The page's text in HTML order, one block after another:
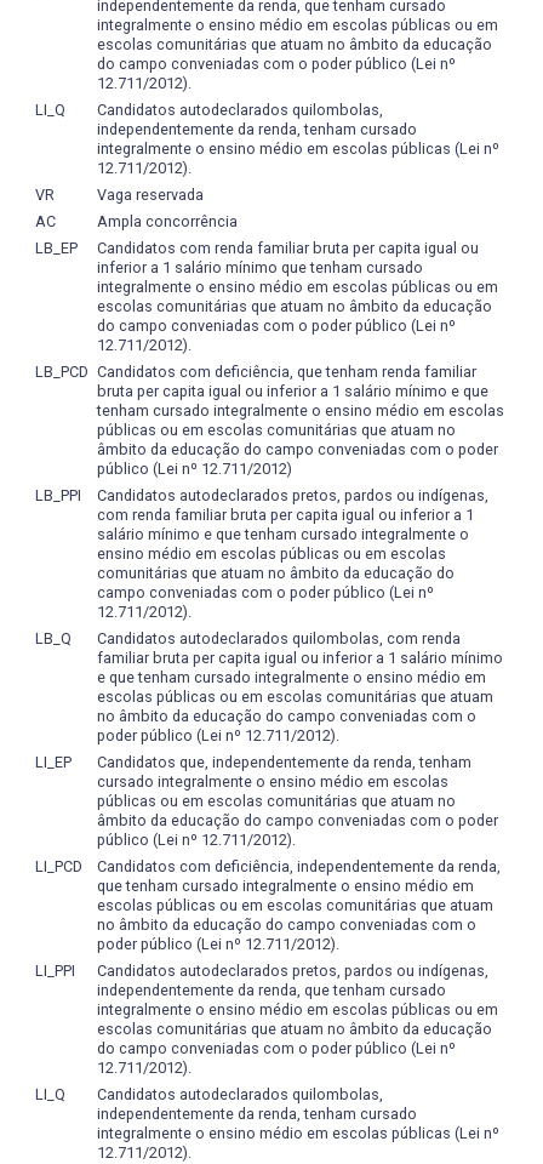
uma monografia e de uma defesa pública. Com o objetivo
de proporcionar uma formação ampla e consistente, são
oferecidas, no currículo, disciplinas de cunho humano e
profissional, que discutem ética profissional, sociologia,
método científico, filosofia, legislação em informática,
entre outras. O Curso estimula os acadêmicos a
participarem de diversas atividades para a consolidação e
complementação de conhecimentos pela participação
em projetos de pesquisa, ensino e extensão, em eventos
científicos, entre outras atividades que são avaliadas e, se
aprovadas, contam como carga horária curricular em
Atividade Complementar ou Livres. Deste modo, o aluno
pode flexibilizar a sua formação realizando atividades
alternativas que são relevantes para a sua formação. A
duração recomendada para o Curso é definida
justamente para priorizar a formação completa do aluno,
incluindo as disciplinas obrigatórias e optativas, sem
sobrecargas, e reservando tempo para as Atividades
Complementares e Livres. A distribuição de disciplinas
nos semestres é realizada de forma a permitir, também,
que o aluno opte por uma redução na duração de sua
formação até o limite mínimo previsto nas diretrizes
curriculares.
• da capacidade de atuar em um mundo globalizado do
trabalho.
uma abordagem teórica. Assim, as metodologias de
avaliação devem variar de acordo com as atividades para
as quais foram desenvolvidas, contemplando as
atividades práticas, as teóricas e as teórico-práticas,
considerando os aspectos interdisciplinares. Como
estratégias de ensino-aprendizagem sugere-se o uso de
aula expositiva dialogada, estudo de texto, tempestade
cerebral (brainstorming), estudo dirigido, listas e fóruns
de discussão eletrônicos, solução de problemas práticos,
seminário, estudo de caso, workshops, entre outros. O
processo de avaliação do ensino e de aprendizagem
obedece às normas e aos procedimentos estabelecidos
pelo Conselho Universitário. A avaliação constitui
processo contínuo, sistemático e acumulativo. A
aprendizagem do aluno, nas disciplinas regulares
constantes no currículo, será avaliada abrangendo
aspectos de assiduidade e avaliação de conhecimentos. A
aprovação em cada disciplina é apurada semestralmente
e fica condicionada a frequência do aluno pelo menos
75% (setenta e cinco por cento) das aulas teóricas e 75%
(setenta e cinco por cento) das aulas práticas. O
aproveitamento será aferido em cada disciplina mediante
a realização de pelo menos 2 (duas) verificações com o
mesmo peso, distribuídas ao longo do período, sem
prejuízo de outras verificações de aula e trabalhos
previstos no plano de ensino da disciplina. A média das
verificações constitui a nota semestral, considerando-se
aprovado o aluno que obtiver nota semestral igual ou
superior a 7,0 (sete). Considerar-se-á definitivamente
reprovado o aluno que obtiver, média semestral inferior a
3,0 (três). O aluno que obtiver média semestral inferior a
7,0 (sete) e igual ou superior a 3,0 (três), submeter-se-á a
um exame, versando sobre toda a matéria lecionada no
período. Considera-se aprovado o aluno que, feito o
referido exame, obtiver média igual ou superior a 5
(cinco), resultante da divisão por 2 (dois) da soma da nota
semestral com a do exame. Parte da carga horária de
cada disciplina poderá ser cumprida de forma
semipresencial até o limite de 20% da carga horária total.
Além disso, também poderão ser ofertadas disciplinas
integralmente à distância, a critério do Colegiado de
Curso. O total de atividades semipresenciais não devem
ultrapassar 20% (vinte por cento) da carga horária total do
Curso, além de fazer uso das TICs (Tecnologias da
Informação e Comunicação) conforme legislação em
independentemente da renda, que tenham cursado
integralmente o ensino médio em escolas públicas ou em
escolas comunitárias que atuam no âmbito da educação
do campo conveniadas com o poder público (Lei nº
12.711/2012).
LI_Q
Candidatos autodeclarados quilombolas,
independentemente da renda, tenham cursado
integralmente o ensino médio em escolas públicas (Lei nº
12.711/2012).
VR
Vaga reservada
AC
Ampla concorrência
LB_EP
Candidatos com renda familiar bruta per capita igual ou
inferior a 1 salário mínimo que tenham cursado
integralmente o ensino médio em escolas públicas ou em
escolas comunitárias que atuam no âmbito da educação
do campo conveniadas com o poder público (Lei nº
12.711/2012).
LB_PCD Candidatos com deficiência, que tenham renda familiar
bruta per capita igual ou inferior a 1 salário mínimo e que
tenham cursado integralmente o ensino médio em escolas
públicas ou em escolas comunitárias que atuam no
âmbito da educação do campo conveniadas com o poder
público (Lei nº 12.711/2012)
LB_PPI
Candidatos autodeclarados pretos, pardos ou indígenas,
com renda familiar bruta per capita igual ou inferior a 1
salário mínimo e que tenham cursado integralmente o
ensino médio em escolas públicas ou em escolas
comunitárias que atuam no âmbito da educação do
campo conveniadas com o poder público (Lei nº
12.711/2012).
LB_Q
Candidatos autodeclarados quilombolas, com renda
familiar bruta per capita igual ou inferior a 1 salário mínimo
e que tenham cursado integralmente o ensino médio em
escolas públicas ou em escolas comunitárias que atuam
no âmbito da educação do campo conveniadas com o
poder público (Lei nº 12.711/2012).
LI_EP
Candidatos que, independentemente da renda, tenham
cursado integralmente o ensino médio em escolas
públicas ou em escolas comunitárias que atuam no
âmbito da educação do campo conveniadas com o poder
público (Lei nº 12.711/2012).
LI_PCD
Candidatos com deficiência, independentemente da renda,
que tenham cursado integralmente o ensino médio em
escolas públicas ou em escolas comunitárias que atuam
no âmbito da educação do campo conveniadas com o
poder público (Lei nº 12.711/2012).
LI_PPI
Candidatos autodeclarados pretos, pardos ou indígenas,
independentemente da renda, que tenham cursado
integralmente o ensino médio em escolas públicas ou em
escolas comunitárias que atuam no âmbito da educação
do campo conveniadas com o poder público (Lei nº
12.711/2012).
LI_Q
Candidatos autodeclarados quilombolas,
independentemente da renda, tenham cursado
integralmente o ensino médio em escolas públicas (Lei nº
12.711/2012).